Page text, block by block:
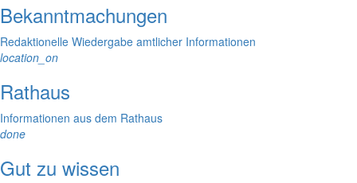
Bekanntmachungen
Redaktionelle Wiedergabe amtlicher Informationen
location_on
Rathaus
Informationen aus dem Rathaus
done
Gut zu wissen